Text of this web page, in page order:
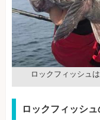
ロックフィッシュ
ロックフィッシ